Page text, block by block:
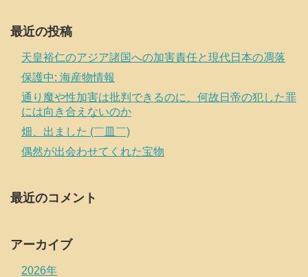
最近の投稿
天皇裕仁のアジア諸国への加害責任と現代日本の凋落
保護中: 海産物情報
通り魔や性加害は批判できるのに、何故日帝の犯した罪
には向き合えないのか
畑、出ました (￣皿￣)
偶然が出会わせてくれた宝物
最近のコメント
アーカイブ
2026年